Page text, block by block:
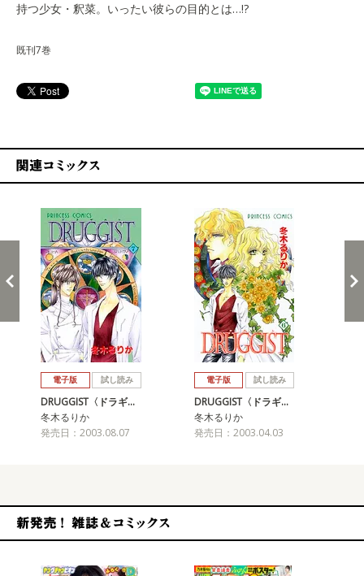
持つ少女・釈菜。いったい彼らの目的とは…!?
既刊7巻
電子版 試し読み
DRUGGIST〈ドラギ…
冬木るりか
発売日：2003.08.07
電子版 試し読み
DRUGGIST〈ドラギ…
冬木るりか
発売日：2003.04.03